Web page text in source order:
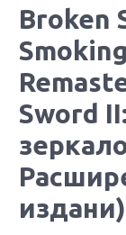
Broken
Sword
издани)